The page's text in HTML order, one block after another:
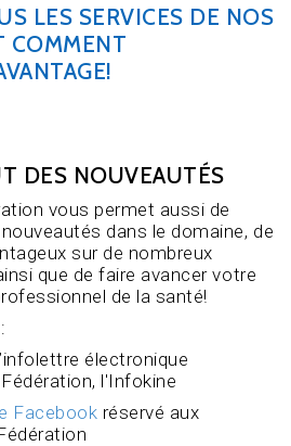
LES SERVICES DE NOS
COMMENT
DES NOUVEAUTÉS
vous permet aussi de
dans le domaine, de
sur de nombreux
que de faire avancer votre
de la santé!
électronique
l'Infokine
Facebook réservé aux